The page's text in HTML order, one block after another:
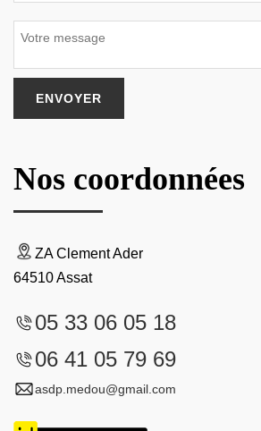
Nos coordonnées
ZA Clement Ader
64510 Assat
05 33 06 05 18
06 41 05 79 69
asdp.medou@gmail.com